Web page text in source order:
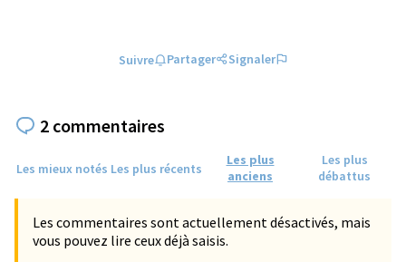
Suivre Partager Signaler
2 commentaires
Les mieux notés Les plus récents
Les plus
anciens
Les plus
débattus
Les commentaires sont actuellement désactivés, mais
vous pouvez lire ceux déjà saisis.